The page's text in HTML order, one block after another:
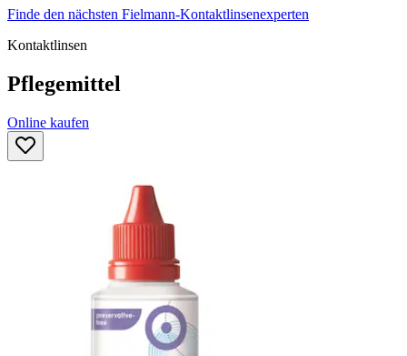
Finde den nächsten Fielmann-Kontaktlinsenexperten
Kontaktlinsen
Pflegemittel
Online kaufen